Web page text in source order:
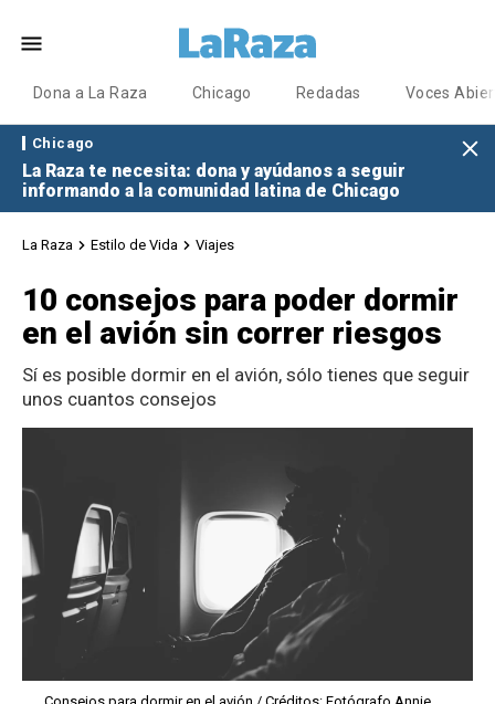
Dona a La Raza Chicago Redadas Voces
Chicago
La Raza te necesita: dona y ayúdanos a seguir
informando a la comunidad latina de Chicago
La Raza Estilo de Vida Viajes
10 consejos para poder dormir
en el avión sin correr riesgos
Sí es posible dormir en el avión, sólo tienes que seguir
unos cuantos consejos